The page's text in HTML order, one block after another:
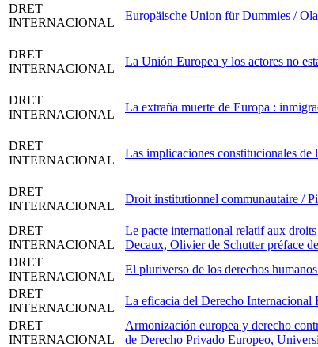
DRET
INTERNACIONAL
Europäische Union für Dummies /
DRET
INTERNACIONAL
La Unión Europea y los actores no
DRET
INTERNACIONAL
La extraña muerte de Europa :
DRET
INTERNACIONAL
Las implicaciones constitucionales
DRET
INTERNACIONAL
Droit institutionnel communautaire /
DRET
INTERNACIONAL
Le pacte international relatif aux
Decaux, Olivier de Schutter préface
DRET
INTERNACIONAL
El pluriverso de los derechos
DRET
INTERNACIONAL
La eficacia del Derecho
DRET
INTERNACIONAL
Armonización europea y derecho
de Derecho Privado Europeo,